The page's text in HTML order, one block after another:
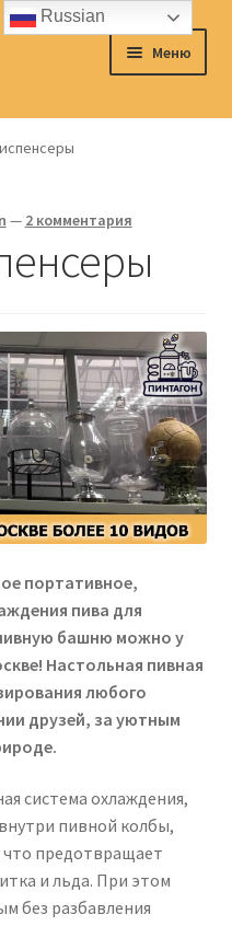
Меню
— 2 комментария
портативное,
пива для
башню можно у
Настольная пивная
любого
друзей, за уютным
система охлаждения,
пивной колбы,
предотвращает
и льда. При этом
без разбавления
Russian